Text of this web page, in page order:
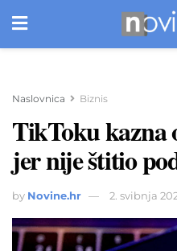
Naslovnica Biznis
TikToku kazna
jer nije štitio
by Novine.hr 2. svibnja